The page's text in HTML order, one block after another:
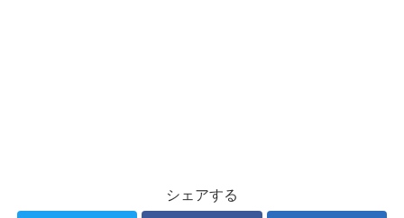
シェアする